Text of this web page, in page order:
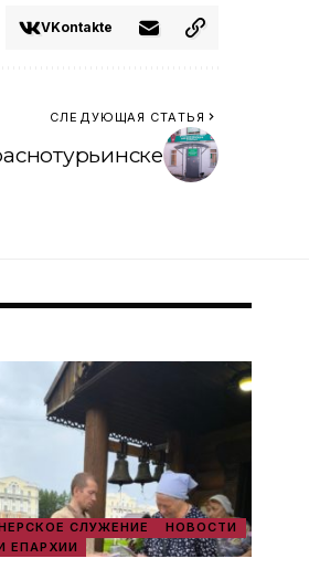
VKontakte
СЛЕДУЮЩАЯ СТАТЬЯ
СЛУЖЕНИЕ
НОВОСТИ
ЕПАРХИИ